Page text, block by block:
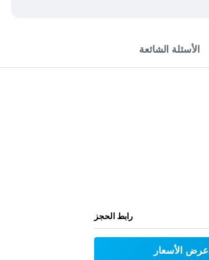
الأسئلة الشائعة
رابط الحجز
عرض الأسعار